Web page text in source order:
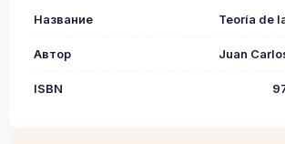
Название Teoría de
Автор Juan
ISBN